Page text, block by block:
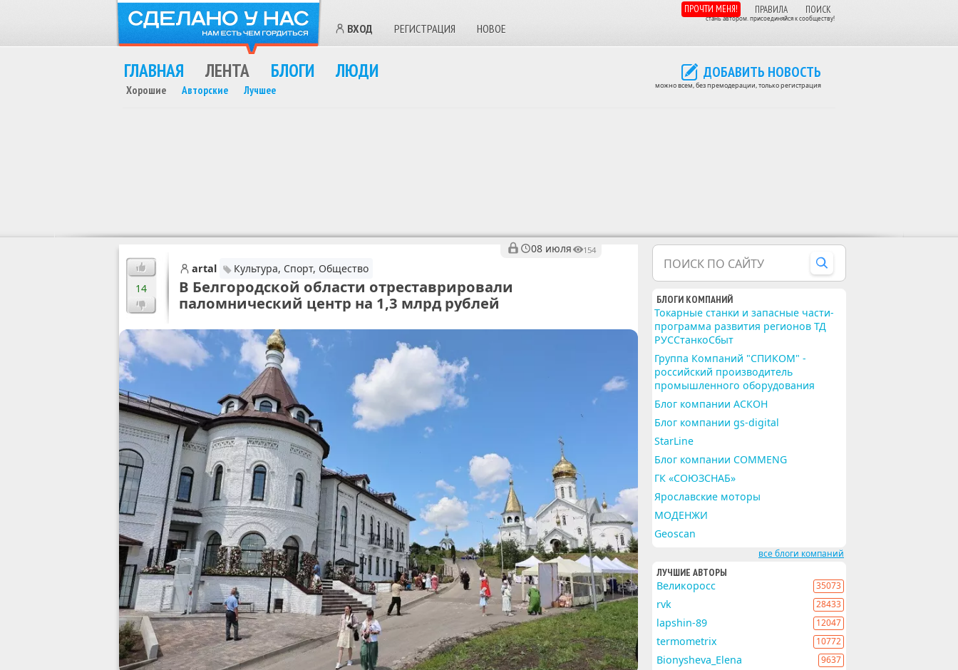
ВХОД РЕГИСТРАЦИЯ НОВОЕ
ПРОЧТИ МЕНЯ! ПРАВИЛА ПОИСК
стань автором. присоединяйся к сообществу!
ДОБАВИТЬ НОВОСТЬ
можно всем, без премодерации, только регистрация
ГЛАВНАЯ ЛЕНТА БЛОГИ ЛЮДИ
Хорошие Авторские Лучшее
08 июля 154
14
artal Культура, Спорт, Общество
В Белгородской области отреставрировали
паломнический центр на 1,3 млрд рублей
ПОИСК ПО САЙТУ
БЛОГИ КОМПАНИЙ
Токарные станки и запасные части-
программа развития регионов ТД
РУССтанкоСбыт
Группа Компаний "СПИКОМ" -
российский производитель
промышленного оборудования
Блог компании АСКОН
Блог компании gs-digital
StarLine
Блог компании COMMENG
ГК «СОЮЗСНАБ»
Ярославские моторы
МОДЕНЖИ
Geoscan
все блоги компаний
ЛУЧШИЕ АВТОРЫ
Великоросс 35073
rvk 28433
lapshin-89 12047
termometrix 10772
Bionysheva_Elena 9637